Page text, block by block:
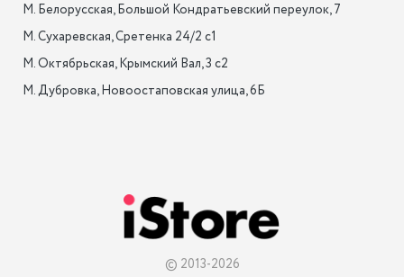
М. Белорусская, Большой Кондратьевский переулок, 7
М. Сухаревская, Сретенка 24/2 с1
М. Октябрьская, Крымский Вал, 3 с2
М. Дубровка, Новоостаповская улица, 6Б
© 2013-2026